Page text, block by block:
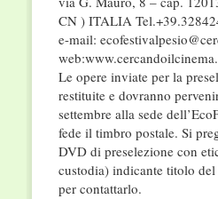
CN ) ITALIA
e-mail:
Le opere inviate per la
restituite e dovranno
settembre alla sede
fede il timbro postale. Si
DVD di preselezione con
custodia) indicante titolo
per contattarlo.